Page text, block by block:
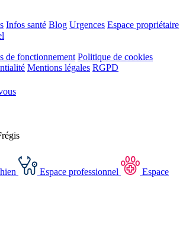
Infos santé Blog Urgences Espace propriétaire
de fonctionnement Politique de cookies
Mentions légales RGPD
Espace professionnel
Espace